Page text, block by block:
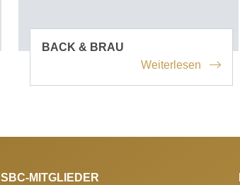
BACK & BRAU
Weiterlesen
SBC-MITGLIEDER